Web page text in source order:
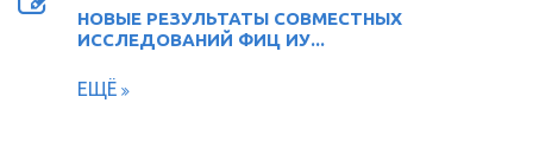
НОВЫЕ РЕЗУЛЬТАТЫ СОВМЕСТНЫХ
ИССЛЕДОВАНИЙ ФИЦ ИУ...
ЕЩЁ